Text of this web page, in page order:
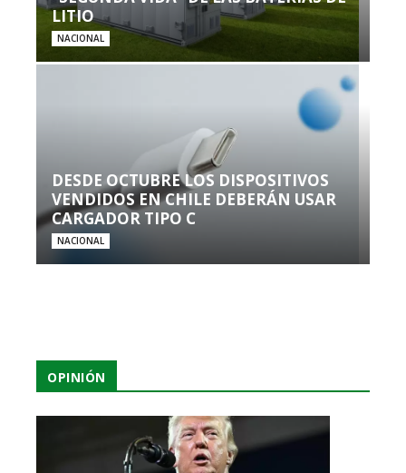
LITIO
NACIONAL
DESDE OCTUBRE LOS DISPOSITIVOS
VENDIDOS EN CHILE DEBERÁN USAR
CARGADOR TIPO C
NACIONAL
OPINIÓN